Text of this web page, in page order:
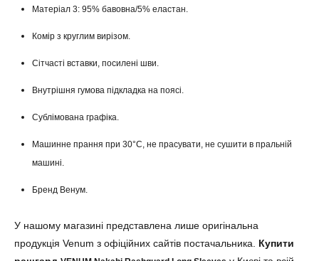
Матеріал 3: 95% бавовна/5% еластан.
Комір з круглим вирізом.
Сітчасті вставки, посилені шви.
Внутрішня гумова підкладка на поясі.
Сублімована графіка.
Машинне прання при 30°С, не прасувати, не сушити в пральній
машині.
Бренд Венум.
У нашому магазині представлена лише оригінальна
продукція Venum з офіційних сайтів постачальника. Купити